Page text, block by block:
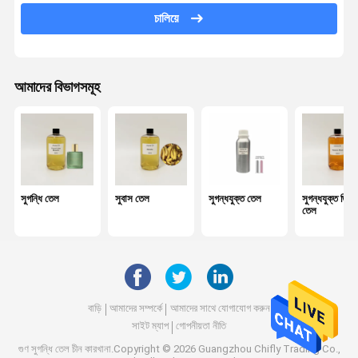
অতিস্বনক ডিফিউজার তেল
সুগন্ধি তেল
চালিয়ে
আমাদের বিভাগসমূহ
সুগন্ধি তেল সুবাস তেল সুগন্ধযুক্ত তেল
সুগন্ধযুক্ত
তেল
বাড়ি আমাদের সম্পর্কে
আমাদের সাথে যোগাযোগ করুন
সাইট ম্যাপ
গোপনীয়তা নীতি
গুণ সুগন্ধি তেল চীন কারখানা.Copyright © 2026 Guangzhou Chifly Trading Co.,